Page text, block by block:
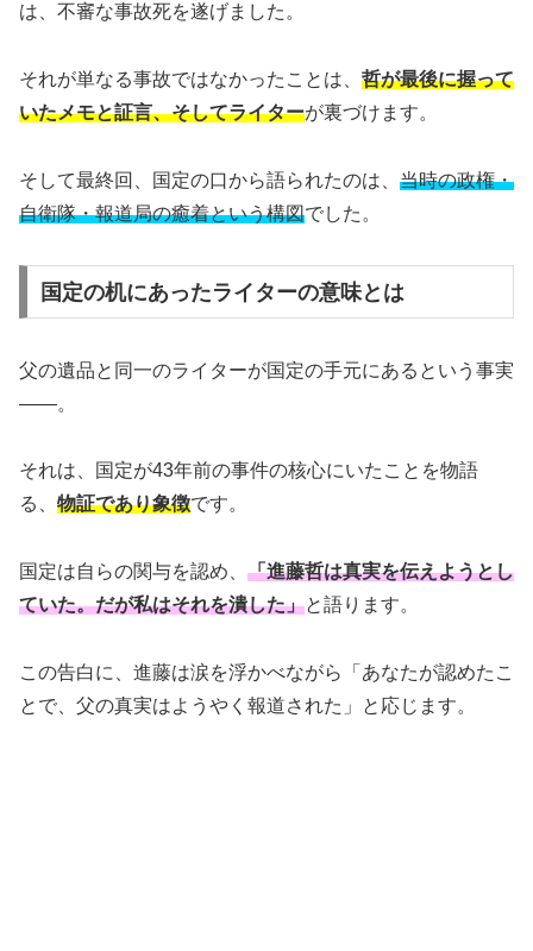
は、不審な事故死を遂げました。
それが単なる事故ではなかったことは、 哲が最後に握って
いたメモと証言、そしてライターが裏づけます。
そして最終回、国定の口から語られたのは、 当時の政権・
自衛隊・報道局の癒着という構図でした。
国定の机にあったライターの意味とは
父の遺品と同一のライターが国定の手元にあるという事実
――。
それは、国定が43年前の事件の核心にいたことを物語
る、 物証であり象徴です。
国定は自らの関与を認め、 「進藤哲は真実を伝えようとし
ていた。だが私はそれを潰した」と語ります。
この告白に、進藤は涙を浮かべながら「あなたが認めたこ
とで、父の真実はようやく報道された」と応じます。